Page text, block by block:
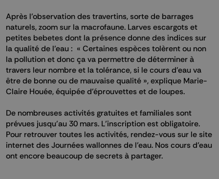
Après l’observation des travertins, sorte de barrages
naturels, zoom sur la macrofaune. Larves escargots et
petites bebetes dont la présence donne des indices sur
la qualité de l’eau : « Certaines espèces tolèrent ou non
la pollution et donc ça va permettre de déterminer à
travers leur nombre et la tolérance, si le cours d'eau va
être de bonne ou de mauvaise qualité », explique Marie-
Claire Houée, équipée d'éprouvettes et de loupes.
De nombreuses activités gratuites et familiales sont
prévues jusqu’au 30 mars. L’inscription est obligatoire.
Pour retrouver toutes les activités, rendez-vous sur le site
internet des Journées wallonnes de l’eau. Nos cours d’eau
ont encore beaucoup de secrets à partager.